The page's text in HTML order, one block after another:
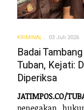
KRIMINAL 03 Juli 2026
Badai
Tuban, Kejati:
Diperiksa
JATIMPOS.CO/